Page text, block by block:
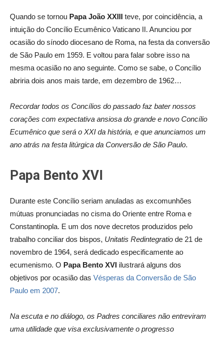
Quando se tornou Papa João XXIII teve, por coincidência, a
intuição do Concílio Ecumênico Vaticano II. Anunciou por
ocasião do sínodo diocesano de Roma, na festa da conversão
de São Paulo em 1959. E voltou para falar sobre isso na
mesma ocasião no ano seguinte. Como se sabe, o Concílio
abriria dois anos mais tarde, em dezembro de 1962…
Recordar todos os Concílios do passado faz bater nossos
corações com expectativa ansiosa do grande e novo Concílio
Ecumênico que será o XXI da história, e que anunciamos um
ano atrás na festa litúrgica da Conversão de São Paulo.
Papa Bento XVI
Durante este Concílio seriam anuladas as excomunhões
mútuas pronunciadas no cisma do Oriente entre Roma e
Constantinopla. E um dos nove decretos produzidos pelo
trabalho conciliar dos bispos, Unitatis Redintegratio de 21 de
novembro de 1964, será dedicado especificamente ao
ecumenismo. O Papa Bento XVI ilustrará alguns dos
objetivos por ocasião das Vésperas da Conversão de São
Paulo em 2007.
Na escuta e no diálogo, os Padres conciliares não entreviram
uma utilidade que visa exclusivamente o progresso